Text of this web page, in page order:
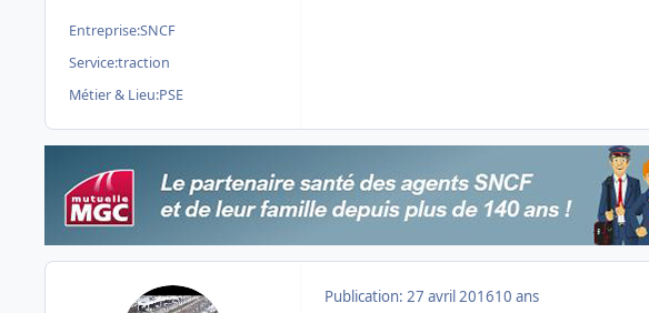
Entreprise:SNCF
Service:traction
Métier & Lieu:PSE
Publication: 27 avril 201610 ans